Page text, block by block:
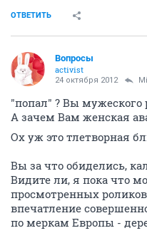
ОТВЕТИТЬ
Вопросы
activist
24 октября 2012
"попал" ? Вы мужеского
А зачем Вам женская
Ох уж это тлетворная
Вы за что обиделись,
Видите ли, я пока что
просмотренных
впечатление
по меркам Европы -